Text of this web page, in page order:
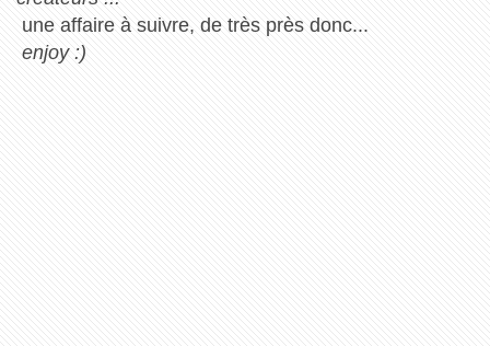
une affaire à suivre, de très près donc...
enjoy :)